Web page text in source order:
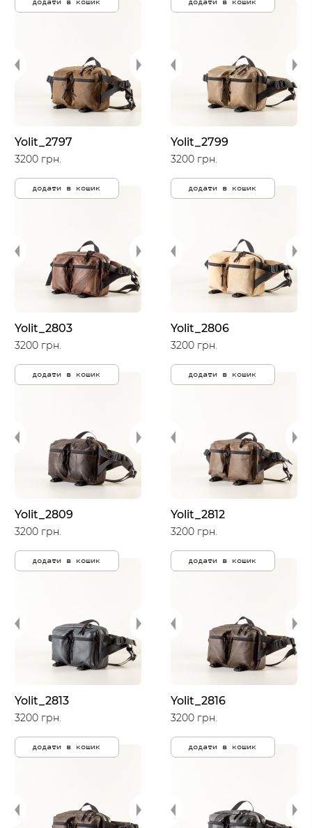
Yolit_2797
3200 грн.
додати в кошик
Yolit_2799
3200 грн.
додати в кошик
Yolit_2803
3200 грн.
додати в кошик
Yolit_2806
3200 грн.
додати в кошик
Yolit_2809
3200 грн.
додати в кошик
Yolit_2812
3200 грн.
додати в кошик
Yolit_2813
3200 грн.
додати в кошик
Yolit_2816
3200 грн.
додати в кошик